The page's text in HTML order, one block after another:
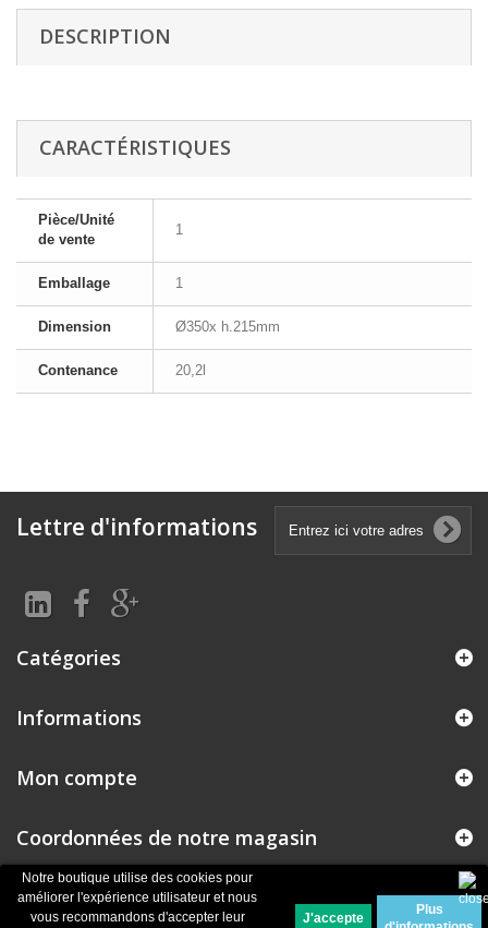
Notre boutique utilise des cookies pour
améliorer l'expérience utilisateur et nous
vous recommandons d'accepter leur
Plus
DESCRIPTION
CARACTÉRISTIQUES
Pièce/Unité
de vente
1
Emballage 1
Dimension Ø350x h.215mm
Contenance 20,2l
Lettre d'informations
Catégories
Informations
© 2026Logiciel e-commerce par PrestaShop™
Mon compte
Coordonnées de notre magasin